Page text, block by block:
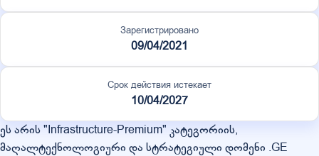
Зарегистрировано
09/04/2021
Срок действия истекает
10/04/2027
ეს არის "Infrastructure-Premium" კატეგორიის,
მაღალტექნოლოგიური და სტრატეგიული დომენი .GE